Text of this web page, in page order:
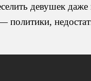
девушек
— политики,